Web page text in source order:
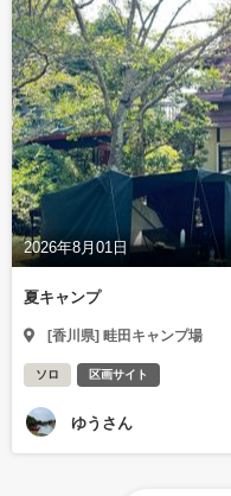
2026年8月01日
夏キャンプ
[香川県] 畦田キャンプ場
ソロ 区画サイト
ゆうさん